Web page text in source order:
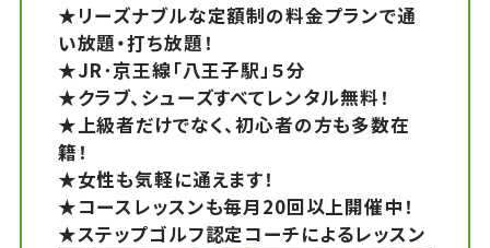
★リーズナブルな定額制の料金プランで通
い放題・打ち放題！
★JR･京王線「八王子駅」５分
★クラブ、シューズすべてレンタル無料！
★上級者だけでなく、初心者の方も多数在
籍！
★女性も気軽に通えます！
★コースレッスンも毎月20回以上開催中！
★ステップゴルフ認定コーチによるレッスン